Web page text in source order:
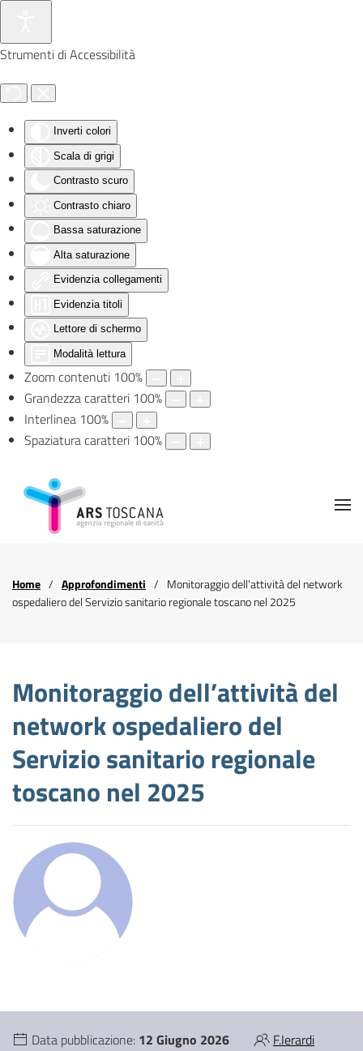
Strumenti di Accessibilità
Inverti colori
Scala di grigi
Contrasto scuro
Contrasto chiaro
Bassa saturazione
Alta saturazione
Evidenzia collegamenti
Evidenzia titoli
Lettore di schermo
Modalità lettura
Zoom contenuti 100%
Grandezza caratteri 100%
Interlinea 100%
Spaziatura caratteri 100%
Skip to main content
Home Approfondimenti
Monitoraggio dell’attività del network
ospedaliero del Servizio sanitario regionale toscano nel 2025
Monitoraggio dell’attività del
network ospedaliero del
Servizio sanitario regionale
toscano nel 2025
Data pubblicazione: 12 Giugno 2026
F.Ierardi